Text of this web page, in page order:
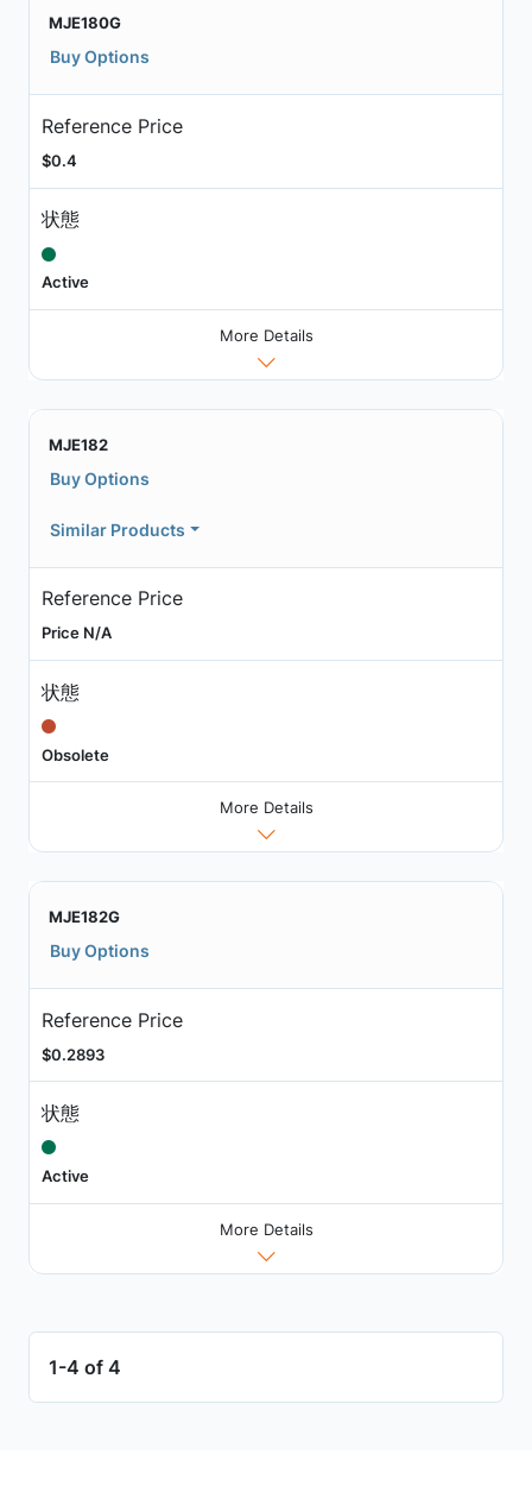
MJE180G
Buy Options
Reference Price
$0.4
状態
Active
More Details
MJE182
Buy Options
Similar Products
Reference Price
Price N/A
状態
Obsolete
More Details
MJE182G
Buy Options
Reference Price
$0.2893
状態
Active
More Details
1-4 of 4